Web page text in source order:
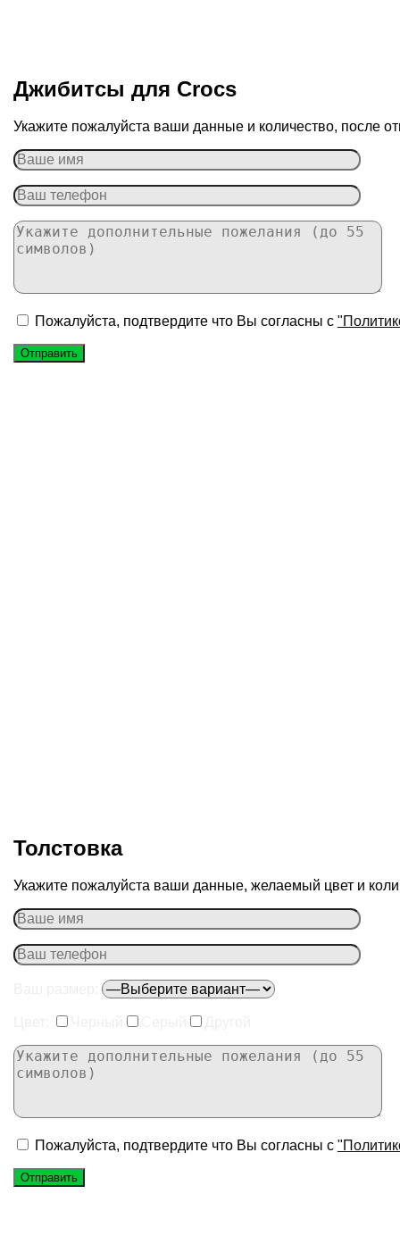
Джибитсы для Сrocs
Укажите пожалуйста ваши данные и количество, после
Пожалуйста, подтвердите что Вы согласны с
Толстовка
Укажите пожалуйста ваши данные, желаемый цвет и
Пожалуйста, подтвердите что Вы согласны с